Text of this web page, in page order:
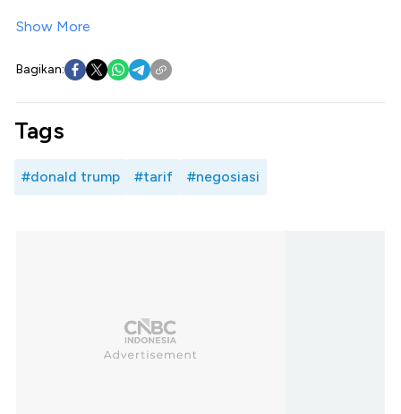
Show More
Bagikan:
Tags
#donald trump #tarif #negosiasi